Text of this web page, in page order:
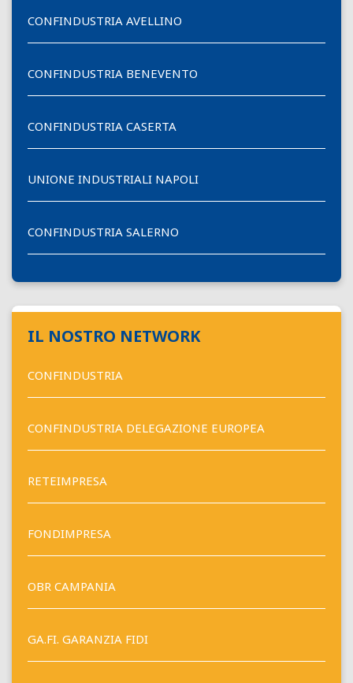
CONFINDUSTRIA AVELLINO
CONFINDUSTRIA BENEVENTO
CONFINDUSTRIA CASERTA
UNIONE INDUSTRIALI NAPOLI
CONFINDUSTRIA SALERNO
IL NOSTRO NETWORK
CONFINDUSTRIA
CONFINDUSTRIA DELEGAZIONE EUROPEA
RETEIMPRESA
FONDIMPRESA
OBR CAMPANIA
GA.FI. GARANZIA FIDI